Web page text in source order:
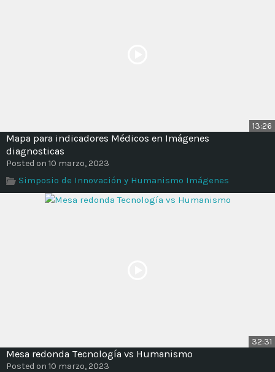
13:26
Mapa para indicadores Médicos en Imágenes
diagnosticas
Posted on 10 marzo, 2023
Simposio de Innovación y Humanismo Imágenes
32:31
Mesa redonda Tecnología vs Humanismo
Posted on 10 marzo, 2023